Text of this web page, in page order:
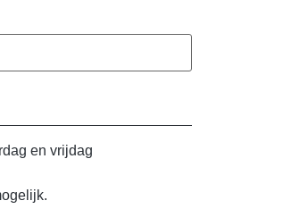
en vrijdag